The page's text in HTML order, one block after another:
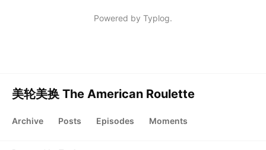
美轮美换 The American Roulette
Archive Posts Episodes Moments